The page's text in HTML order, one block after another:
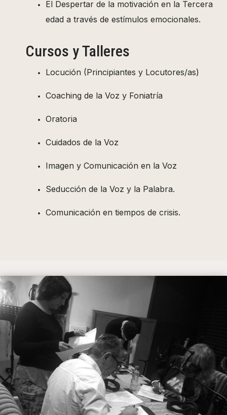
El Despertar de la motivación en la Tercera
edad a través de estímulos emocionales.
Cursos y Talleres
Locución (Principiantes y Locutores/as)
Coaching de la Voz y Foniatría
Oratoria
Cuidados de la Voz
Imagen y Comunicación en la Voz
Seducción de la Voz y la Palabra.
Comunicación en tiempos de crisis.